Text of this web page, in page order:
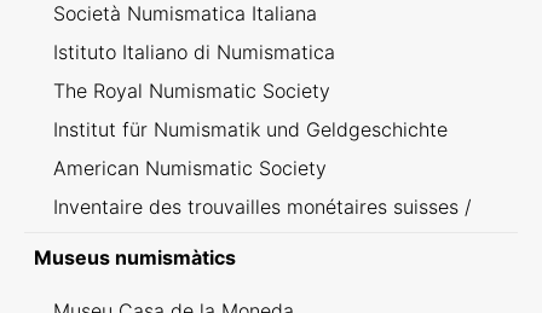
Società Numismatica Italiana
Istituto Italiano di Numismatica
The Royal Numismatic Society
Institut für Numismatik und Geldgeschichte
American Numismatic Society
Inventaire des trouvailles monétaires suisses /
Museus numismàtics